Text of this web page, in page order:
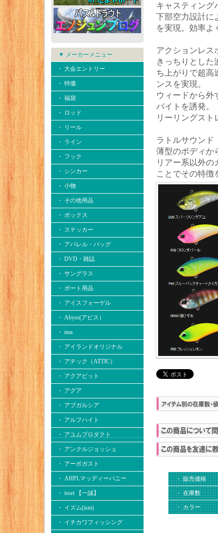
▼ メーカーメニュー
・ 大会エントリー
・ 特価
・ 福袋
・ ロッド
・ リール
・ ライン
・ フック
・ シンカー
・ 小物
・ その他用品
・ ボックス
・ ステッカー
・ アパレル・バッグ
・ DVD・雑誌
・ サングラス
・ ボート用品
・ アイスフォーゲル
・ Abyss(アビス）
・ ima
・ アイランドオリジナル
・ アチック（ATTIC）
・ アクアビット
・ アグア
・ アブガルシア
・ アルフハイト
・ アユムプロダクト
・ アンクルジョッシュ
・ アーボガスト
・ AHPLマッディーバニー
・ issei 【一誠】
・ イズム(ism)
・ イチカワフィッシング
キャスティング
下部空力設計に
を実現。効率よ
アクションレス
きっちりとした
ち上がりで超高
ンスを実現。
ウィードから外
バイトを誘発。
リーリングスト
ラトルサウンド
薄型のボディか
リアー系以外
ことでその特徴
・ 販売価格
・ 在庫数
・ カラー